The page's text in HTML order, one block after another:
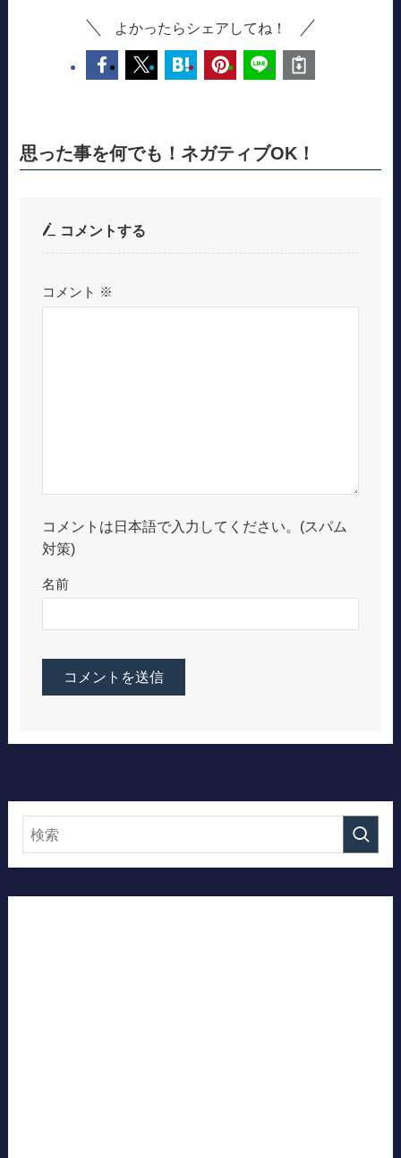
よかったらシェアしてね！
思った事を何でも！ネガティブOK！
コメントする
コメント ※
コメントは日本語で入力してください。(スパム
対策)
名前